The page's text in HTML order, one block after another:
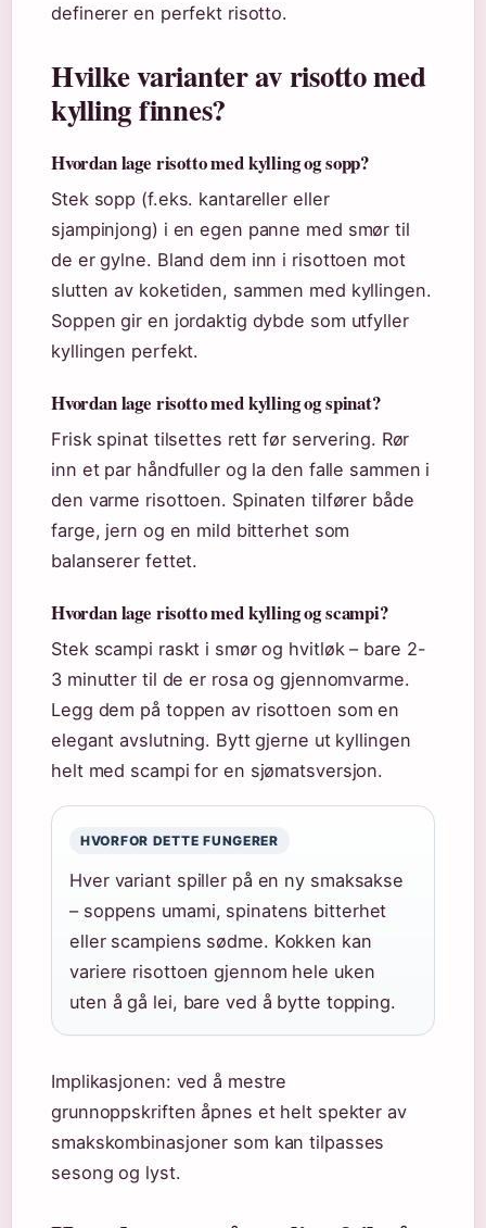
definerer en perfekt risotto.
Hvilke varianter av risotto med
kylling finnes?
Hvordan lage risotto med kylling og sopp?
Stek sopp (f.eks. kantareller eller
sjampinjong) i en egen panne med smør til
de er gylne. Bland dem inn i risottoen mot
slutten av koketiden, sammen med kyllingen.
Soppen gir en jordaktig dybde som utfyller
kyllingen perfekt.
Hvordan lage risotto med kylling og spinat?
Frisk spinat tilsettes rett før servering. Rør
inn et par håndfuller og la den falle sammen i
den varme risottoen. Spinaten tilfører både
farge, jern og en mild bitterhet som
balanserer fettet.
Hvordan lage risotto med kylling og scampi?
Stek scampi raskt i smør og hvitløk – bare 2-
3 minutter til de er rosa og gjennomvarme.
Legg dem på toppen av risottoen som en
elegant avslutning. Bytt gjerne ut kyllingen
helt med scampi for en sjømatsversjon.
HVORFOR DETTE FUNGERER
Hver variant spiller på en ny smaksakse
– soppens umami, spinatens bitterhet
eller scampiens sødme. Kokken kan
variere risottoen gjennom hele uken
uten å gå lei, bare ved å bytte topping.
Implikasjonen: ved å mestre
grunnoppskriften åpnes et helt spekter av
smakskombinasjoner som kan tilpasses
sesong og lyst.